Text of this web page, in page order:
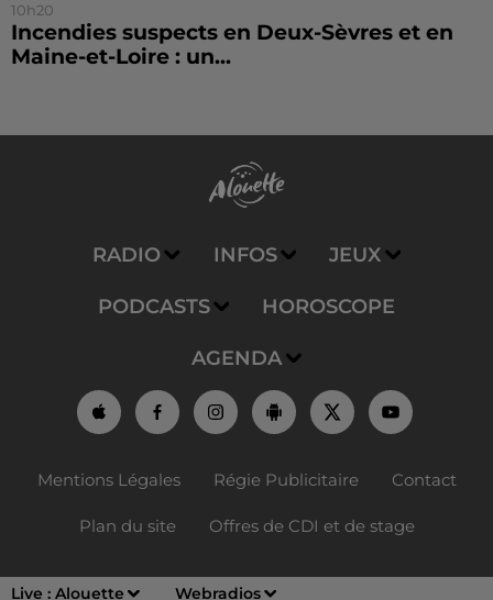
Live : Alouette Webradios
10h20
Incendies suspects en Deux-Sèvres et en
Maine-et-Loire : un...
RADIO INFOS JEUX
PODCASTS HOROSCOPE
AGENDA
Mentions Légales Régie Publicitaire Contact
Plan du site Offres de CDI et de stage